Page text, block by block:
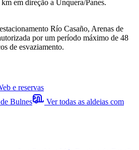
em direção a Unquera/Panes.
Río Casaño, Arenas de
por um período máximo de 48
de esvaziamento.
e reservas
Bulnes
Ver todas as aldeias com